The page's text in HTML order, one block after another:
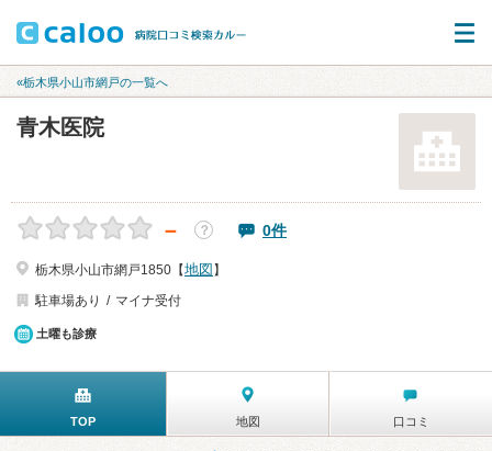
«栃木県小山市網戸の一覧へ
青木医院
－ ？ 0件
栃木県小山市網戸1850【地図 】
駐車場あり
マイナ受付
土曜も診療
TOP 地図 口コミ